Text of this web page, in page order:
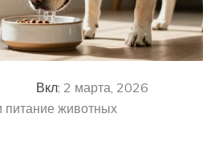
Вкл: 2 марта, 2026
питание животных